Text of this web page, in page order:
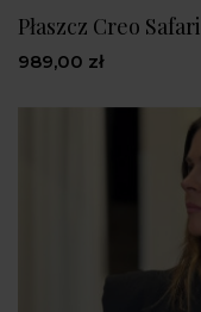
Płaszcz Creo Safari
989,00 zł